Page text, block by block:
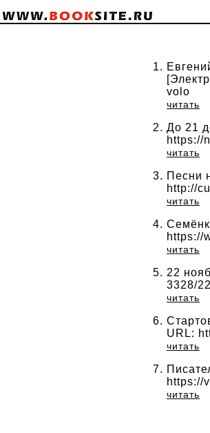
volo
читать
До 21
https://
читать
Песни
http://
читать
https://
читать
22
3328/
читать
URL:
читать
https://
читать